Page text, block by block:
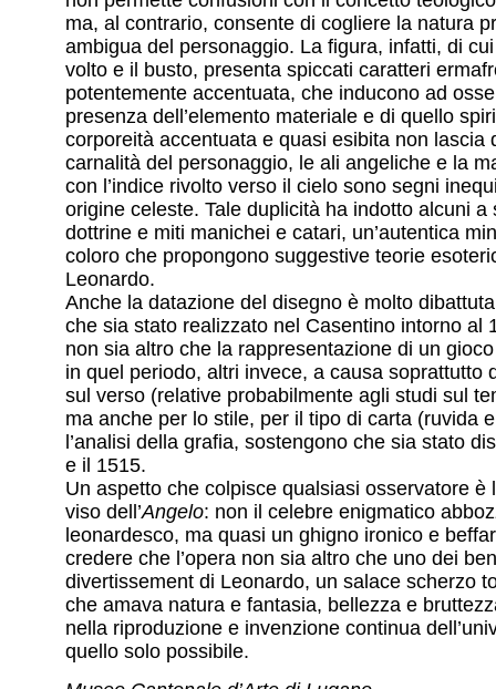
ma, al contrario, consente di cogliere la natura
ambigua del personaggio. La figura, infatti, di
volto e il busto, presenta spiccati caratteri
potentemente accentuata, che inducono ad
presenza dell’elemento materiale e di quello
corporeità accentuata e quasi esibita non lascia
carnalità del personaggio, le ali angeliche e la
con l’indice rivolto verso il cielo sono segni
origine celeste. Tale duplicità ha indotto alcuni a
dottrine e miti manichei e catari, un’autentica
coloro che propongono suggestive teorie
Leonardo.
Anche la datazione del disegno è molto
che sia stato realizzato nel Casentino intorno al
non sia altro che la rappresentazione di un
in quel periodo, altri invece, a causa soprattutto
sul verso (relative probabilmente agli studi sul
ma anche per lo stile, per il tipo di carta (ruvida
l’analisi della grafia, sostengono che sia stato
e il 1515.
Un aspetto che colpisce qualsiasi osservatore è
viso dell’Angelo: non il celebre enigmatico
leonardesco, ma quasi un ghigno ironico e
credere che l’opera non sia altro che uno dei
divertissement di Leonardo, un salace scherzo
che amava natura e fantasia, bellezza e
nella riproduzione e invenzione continua
quello solo possibile.